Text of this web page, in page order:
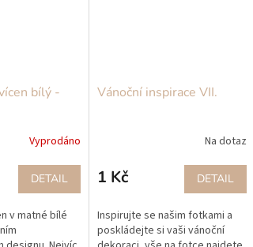
bílý -
Vyprodáno
DETAIL
v matné bílé
Vánoční inspirace VII.
Na dotaz
1 Kč DETAIL
Inspirujte se našim fotkami a
poskládejte si vaši vánoční